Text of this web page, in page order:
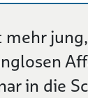
in die